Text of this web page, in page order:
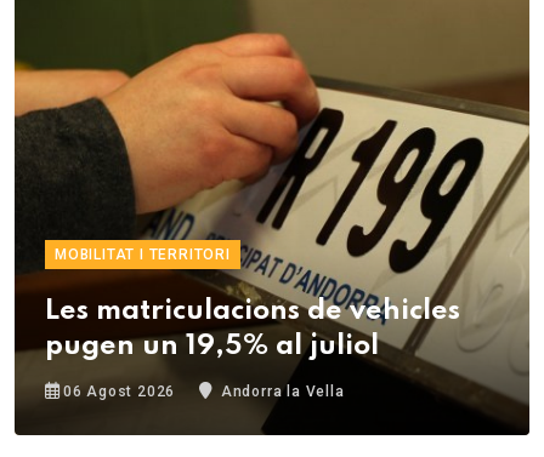
MOBILITAT I TERRITORI
Les matriculacions de vehicles
pugen un 19,5% al juliol
06 Agost 2026 Andorra la Vella